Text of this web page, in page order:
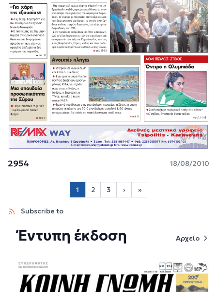
2954 18/08/2010
Σελιδοποίηση
1 Page 2
2 Page 3
3
Next page
›
Last page
»
Subscribe to
Έντυπη έκδοση Αρχείο